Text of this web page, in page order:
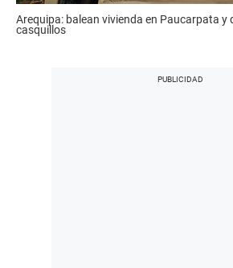
Arequipa: balean vivienda en Paucarpata y
casquillos